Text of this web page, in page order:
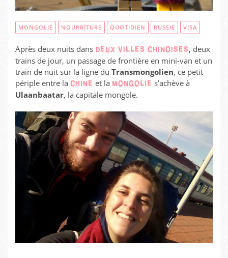
MONGOLIE NOURRITURE QUOTIDIEN RUSSIE VISA
Après deux nuits dans DEUX VILLES CHINOISES, deux
trains de jour, un passage de frontière en mini-van et un
train de nuit sur la ligne du Transmongolien, ce petit
périple entre la CHINE et la MONGOLIE s’achève à
Ulaanbaatar, la capitale mongole.